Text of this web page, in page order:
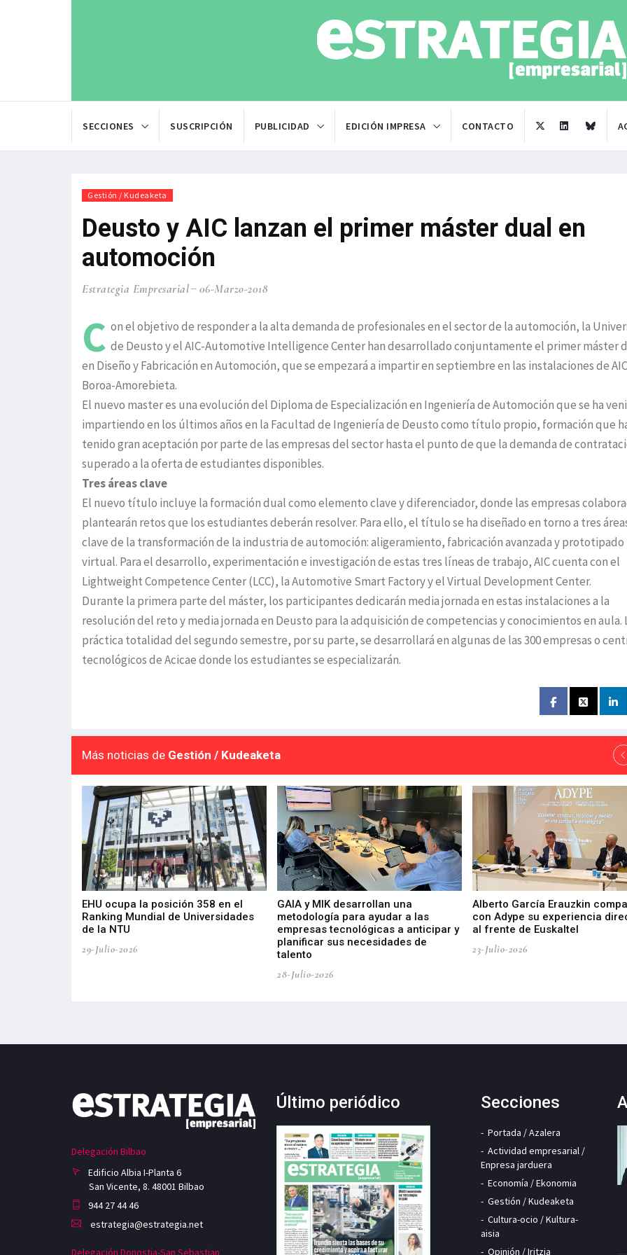
SECCIONES SUSCRIPCIÓN PUBLICIDAD EDICIÓN IMPRESA CONTACTO
Gestión / Kudeaketa
Deusto y AIC lanzan el primer máster dual en
automoción
Estrategia Empresarial 06-Marzo-2018
C on el objetivo de responder a la alta demanda de profesionales en el sector de la automoción, la
de Deusto y el AIC-Automotive Intelligence Center han desarrollado conjuntamente el primer máster
en Diseño y Fabricación en Automoción, que se empezará a impartir en septiembre en las instalaciones de
Boroa-Amorebieta.
El nuevo master es una evolución del Diploma de Especialización en Ingeniería de Automoción que se ha
impartiendo en los últimos años en la Facultad de Ingeniería de Deusto como título propio, formación que
tenido gran aceptación por parte de las empresas del sector hasta el punto de que la demanda de
superado a la oferta de estudiantes disponibles.
Tres áreas clave
El nuevo título incluye la formación dual como elemento clave y diferenciador, donde las empresas
plantearán retos que los estudiantes deberán resolver. Para ello, el título se ha diseñado en torno a tres
clave de la transformación de la industria de automoción: aligeramiento, fabricación avanzada y prototipado
virtual. Para el desarrollo, experimentación e investigación de estas tres líneas de trabajo, AIC cuenta con el
Lightweight Competence Center (LCC), la Automotive Smart Factory y el Virtual Development Center.
Durante la primera parte del máster, los participantes dedicarán media jornada en estas instalaciones a la
resolución del reto y media jornada en Deusto para la adquisición de competencias y conocimientos en aula.
práctica totalidad del segundo semestre, por su parte, se desarrollará en algunas de las 300 empresas o
tecnológicos de Acicae donde los estudiantes se especializarán.
Más noticias de Gestión / Kudeaketa
EHU ocupa la posición 358 en el
Ranking Mundial de Universidades
de la NTU
29-Julio-2026
GAIA y MIK desarrollan una
metodología para ayudar a las
empresas tecnológicas a anticipar y
planificar sus necesidades de
talento
28-Julio-2026
Alberto García Erauzkin
con Adype su experiencia
al frente de Euskaltel
23-Julio-2026
Delegación Bilbao
Edificio Albia I-Planta 6
San Vicente, 8. 48001 Bilbao
944 27 44 46
estrategia@estrategia.net
Delegación Donostia-San Sebastian
Último periódico Secciones
Portada / Azalera
Actividad empresarial /
Enpresa jarduera
Economía / Ekonomia
Gestión / Kudeaketa
Cultura-ocio / Kultura-
aisia
Opinión / Iritzia